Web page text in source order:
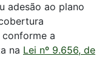
adesão ao plano
a
na Lei nº 9.656, de